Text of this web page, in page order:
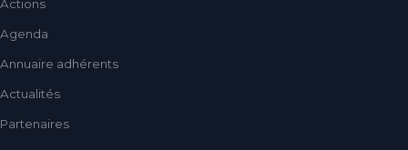
Actions
Agenda
Annuaire adhérents
Actualités
Partenaires